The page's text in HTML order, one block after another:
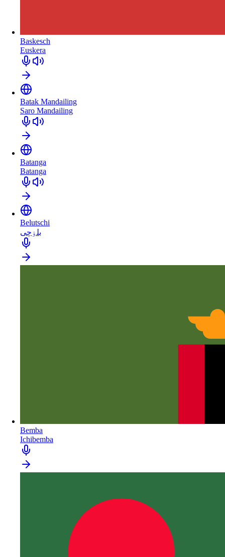
Baskesch
Euskera
Batak Mandailing
Saro Mandailing
Batanga
Batanga
Belutschi
بلۏچی
Bemba
Ichibemba